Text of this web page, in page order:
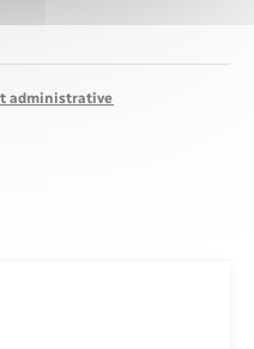
administrative